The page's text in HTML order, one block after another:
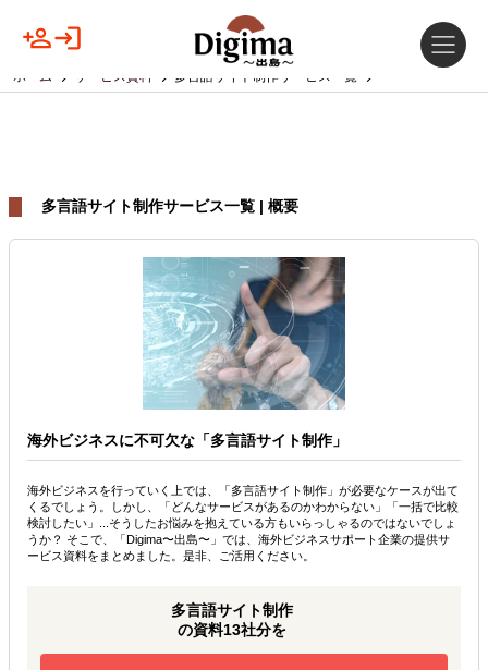
ホーム サービス資料 多言語サイト制作サービス一覧
多言語サイト制作サービス一覧 | 概要
海外ビジネスに不可欠な「多言語サイト制作」
海外ビジネスを行っていく上では、「多言語サイト制作」が必要なケースが出て
くるでしょう。しかし、「どんなサービスがあるのかわからない」「一括で比較
検討したい」...そうしたお悩みを抱えている方もいらっしゃるのではないでしょ
うか？ そこで、「Digima〜出島〜」では、海外ビジネスサポート企業の提供サ
ービス資料をまとめました。是非、ご活用ください。
多言語サイト制作
の資料13社分を